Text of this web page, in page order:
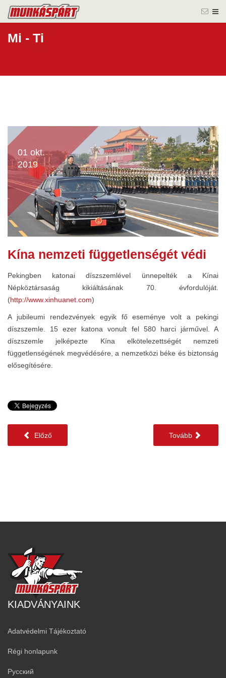
Mi - Ti
01 okt.
2019
Kína nemzeti függetlenségét védi
Pekingben katonai díszszemlével ünnepelték a Kínai
Népköztársaság kikiáltásának 70. évfordulóját.
(http://www.xinhuanet.com)
A jubileumi rendezvények egyik fő eseménye volt a pekingi
díszszemle. 15 ezer katona vonult fel 580 harci járművel. A
díszszemle jelképezte Kína elkötelezettségét nemzeti
függetlenségének megvédésére, a nemzetközi béke és biztonság
elősegítésére.
Előző Tovább
KIADVÁNYAINK
Adatvédelmi Tájékoztató
Régi honlapunk
Русский